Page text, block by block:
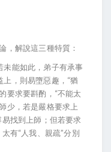
，解說這三種特質：
未能如此，弟子有承事
，則易墮惡趣，“猶
要求要斟酌，“不能太
少，若是嚴格要求上
找到上師；但若要求
有“人我、親疏”分別